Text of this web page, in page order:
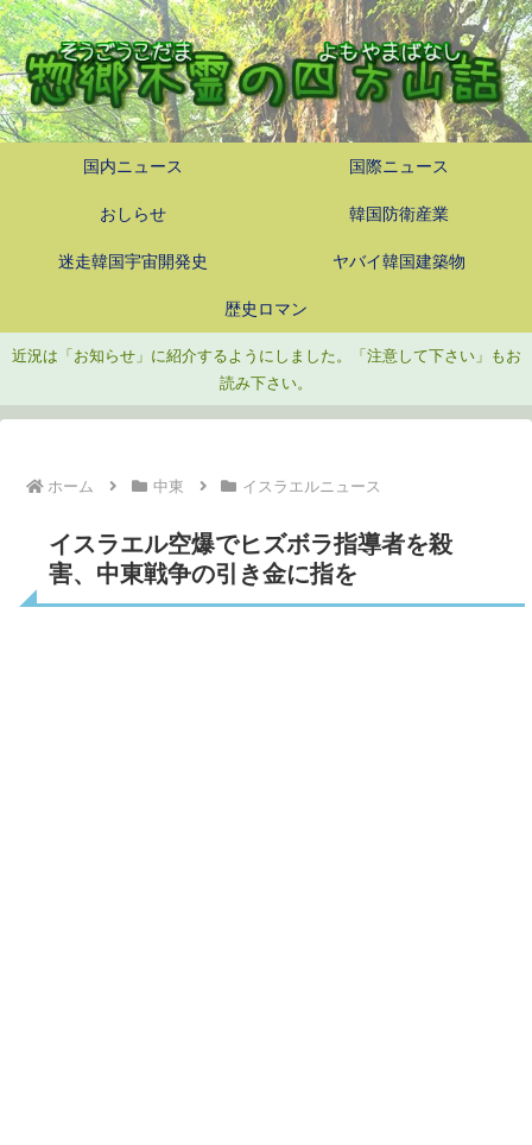
国内ニュース 国際ニュース
おしらせ 韓国防衛産業
迷走韓国宇宙開発史 ヤバイ韓国建築物
歴史ロマン
近況は「お知らせ」に紹介するようにしました。「注意して下さい」もお
読み下さい。
ホーム 中東 イスラエルニュース
イスラエル空爆でヒズボラ指導者を殺
害、中東戦争の引き金に指を